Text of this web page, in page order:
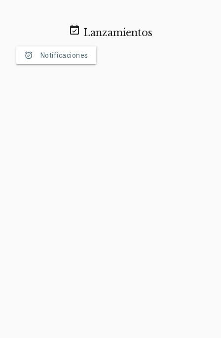
event_available Lanzamientos
alarm_on Notificaciones